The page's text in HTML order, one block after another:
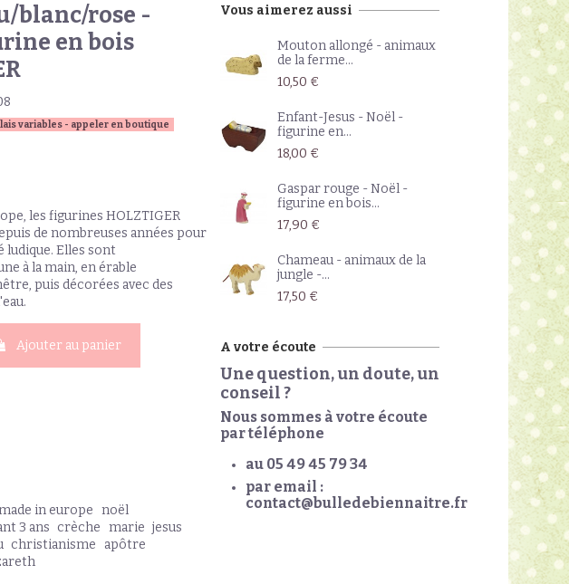
blanc/rose -
en bois
variables - appeler en boutique
les figurines HOLZTIGER
de nombreuses années pour
ludique. Elles sont
à la main, en érable
puis décorées avec des
Ajouter au panier
in europe noël
3 ans crèche marie jesus
christianisme
apôtre
Vous aimerez aussi
Mouton allongé - animaux
de la ferme...
10,50 €
Enfant-Jesus - Noël -
figurine en...
18,00 €
Gaspar rouge - Noël -
figurine en bois...
17,90 €
Chameau - animaux de la
jungle -...
17,50 €
A votre écoute
Une question, un doute, un
conseil ?
Nous sommes à votre écoute
par téléphone
au 05 49 45 79 34
par email :
contact@bulledebiennaitre.fr